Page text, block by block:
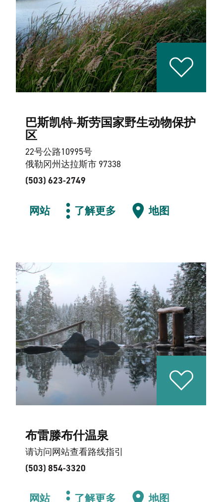
巴斯凯特-斯劳国家野生动物保护
区
22号公路10995号
俄勒冈州达拉斯市 97338
(503) 623-2749
网站 了解更多 地图
布雷滕布什温泉
请访问网站查看路线指引
(503) 854-3320
网站 了解更多 地图